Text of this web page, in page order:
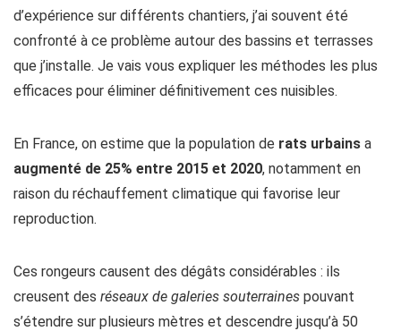
d’expérience sur différents chantiers, j’ai souvent été
confronté à ce problème autour des bassins et terrasses
que j’installe. Je vais vous expliquer les méthodes les plus
efficaces pour éliminer définitivement ces nuisibles.
En France, on estime que la population de rats urbains a
augmenté de 25% entre 2015 et 2020, notamment en
raison du réchauffement climatique qui favorise leur
reproduction.
Ces rongeurs causent des dégâts considérables : ils
creusent des réseaux de galeries souterraines pouvant
s’étendre sur plusieurs mètres et descendre jusqu’à 50